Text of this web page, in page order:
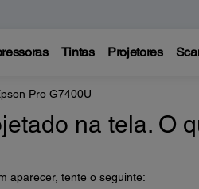
Tintas Projetores
Pro G7400U
na tela. O
aparecer, tente o seguinte: